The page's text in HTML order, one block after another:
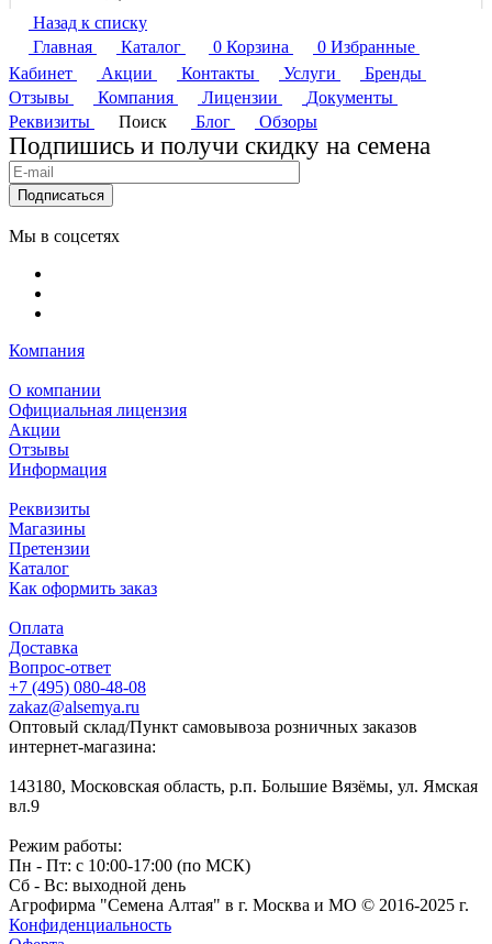
Назад к списку
Главная
Каталог 0 Корзина 0 Избранные
Кабинет
Акции Контакты Услуги
Бренды
Отзывы
Компания Лицензии
Документы
Реквизиты
Поиск Блог Обзоры
Подпишись и получи скидку на семена
Подписаться
Мы в соцсетях
Компания
О компании
Официальная лицензия
Акции
Отзывы
Информация
Реквизиты
Магазины
Претензии
Каталог
Как оформить заказ
Оплата
Доставка
Вопрос-ответ
+7 (495) 080-48-08
zakaz@alsemya.ru
Оптовый склад/Пункт самовывоза розничных заказов
интернет-магазина:
143180, Московская область, р.п. Большие Вязёмы, ул. Ямская
вл.9
Режим работы:
Пн - Пт: с 10:00-17:00 (по МСК)
Сб - Вс: выходной день
Агрофирма "Семена Алтая" в г. Москва и МО © 2016-2025 г.
Конфиденциальность